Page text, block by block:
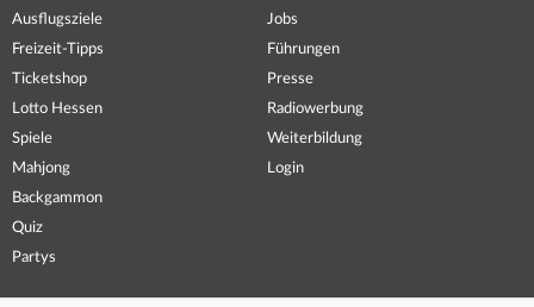
Ausflugsziele
Freizeit-Tipps
Ticketshop
Lotto Hessen
Spiele
Mahjong
Backgammon
Quiz
Partys
Jobs
Führungen
Presse
Radiowerbung
Weiterbildung
Login